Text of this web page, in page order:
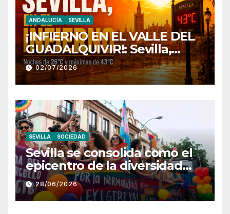
ANDALUCÍA SEVILLA
¡INFIERNO EN EL VALLE DEL
GUADALQUIVIR!: Sevilla,
atrapada en un «domo de
calor» con noches tórridas a
26°C y máximas que rozan los
43°C
02/07/2026
SEVILLA SOCIEDAD
Sevilla se consolida como el
epicentro de la diversidad
con una multitudinaria
Marcha del Orgullo de
Andalucía
28/06/2026